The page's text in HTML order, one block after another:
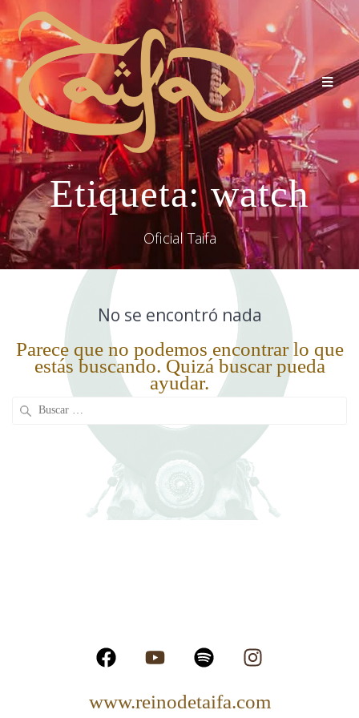
Etiqueta:watch
Oficial Taifa
No se encontró nada
Parece que no podemos encontrar lo que
estás buscando. Quizá buscar pueda
ayudar.
www.reinodetaifa.com